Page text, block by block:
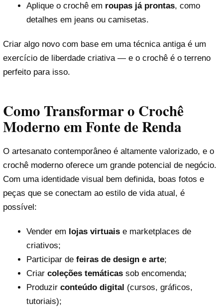
Aplique o crochê em roupas já prontas, como
detalhes em jeans ou camisetas.
Criar algo novo com base em uma técnica antiga é um
exercício de liberdade criativa — e o crochê é o terreno
perfeito para isso.
Como Transformar o Crochê
Moderno em Fonte de Renda
O artesanato contemporâneo é altamente valorizado, e o
crochê moderno oferece um grande potencial de negócio.
Com uma identidade visual bem definida, boas fotos e
peças que se conectam ao estilo de vida atual, é
possível:
Vender em lojas virtuaise marketplaces de
criativos;
Participar de feiras de design e arte;
Criar coleções temáticassob encomenda;
Produzir conteúdo digital (cursos, gráficos,
tutoriais);